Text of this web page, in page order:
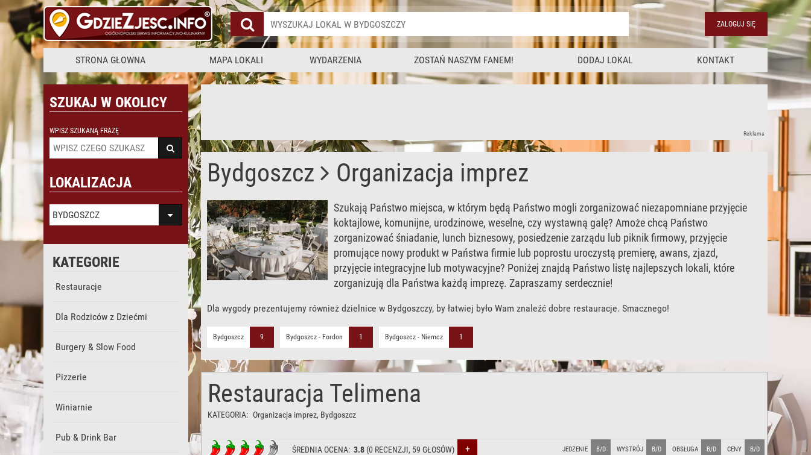
ZALOGUJ SIĘ
STRONA GŁOWNA MAPA LOKALI WYDARZENIA ZOSTAŃ NASZYM FANEM! DODAJ LOKAL KONTAKT
SZUKAJ W OKOLICY
WPISZ SZUKANĄ FRAZĘ
LOKALIZACJA
BYDGOSZCZ
KATEGORIE
Restauracje
Dla Rodziców z Dziećmi
Burgery & Slow Food
Pizzerie
Winiarnie
Pub & Drink Bar
Reklama
Bydgoszcz Organizacja imprez
Szukają Państwo miejsca, w którym będą Państwo mogli zorganizować niezapomniane przyjęcie
koktajlowe, komunijne, urodzinowe, weselne, czy wystawną galę? Amoże chcą Państwo
zorganizować śniadanie, lunch biznesowy, posiedzenie zarządu lub piknik firmowy, przyjęcie
promujące nowy produkt w Państwa firmie lub poprostu uroczystą premierę, awans, zjazd,
przyjęcie integracyjne lub motywacyjne? Poniżej znajdą Państwo listę najlepszych lokali, które
zorganizują dla Państwa każdą imprezę. Zapraszamy serdecznie!
Dla wygody prezentujemy również dzielnice w Bydgoszczy, by łatwiej było Wam znaleźć dobre restauracje. Smacznego!
Bydgoszcz 9 Bydgoszcz - Fordon 1 Bydgoszcz - Niemcz 1
Restauracja Telimena
KATEGORIA: Organizacja imprez, Bydgoszcz
ŚREDNIA OCENA: 3.8 (0 RECENZJI, 59 GŁOSÓW) + JEDZENIE B/D WYSTRÓJ B/D OBSŁUGA B/D CENY B/D